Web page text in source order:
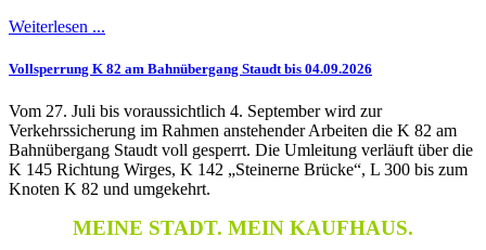
Weiterlesen ...
Vollsperrung K 82 am Bahnübergang Staudt bis 04.09.2026
Vom 27. Juli bis voraussichtlich 4. September wird zur
Verkehrssicherung im Rahmen anstehender Arbeiten die K 82 am
Bahnübergang Staudt voll gesperrt. Die Umleitung verläuft über die
K 145 Richtung Wirges, K 142 „Steinerne Brücke“, L 300 bis zum
Knoten K 82 und umgekehrt.
MEINE STADT. MEIN KAUFHAUS.